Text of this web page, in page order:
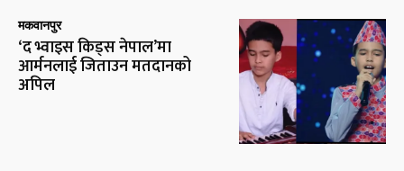
मकवानपुर
‘द भ्वाइस किड्स नेपाल’मा
आर्मनलाई जिताउन मतदानको
अपिल